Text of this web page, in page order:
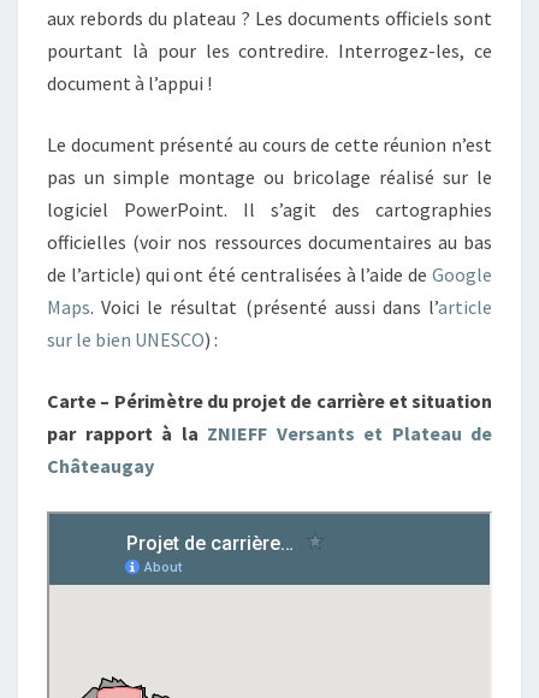
aux rebords du plateau ? Les documents officiels sont
pourtant là pour les contredire. Interrogez-les, ce
document à l’appui !
Le document présenté au cours de cette réunion n’est
pas un simple montage ou bricolage réalisé sur le
logiciel PowerPoint. Il s’agit des cartographies
officielles (voir nos ressources documentaires au bas
de l’article) qui ont été centralisées à l’aide de Google
Maps. Voici le résultat (présenté aussi dans l’article
sur le bien UNESCO) :
Carte – Périmètre du projet de carrière et situation
par rapport à la ZNIEFF Versants et Plateau de
Châteaugay